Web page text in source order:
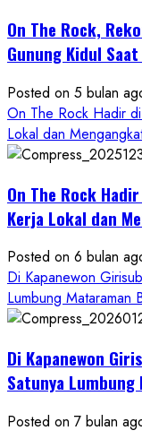
Wisata
Kekinian
On The Rock,
Gunung Kidul
Posted on 5 bulan
On The Rock Hadir
Lokal dan
On The Rock
Kerja Lokal dan
Posted on 6 bulan
Di Kapanewon
Lumbung Mataraman
Di Kapanewon
Satunya
Posted on 7 bulan